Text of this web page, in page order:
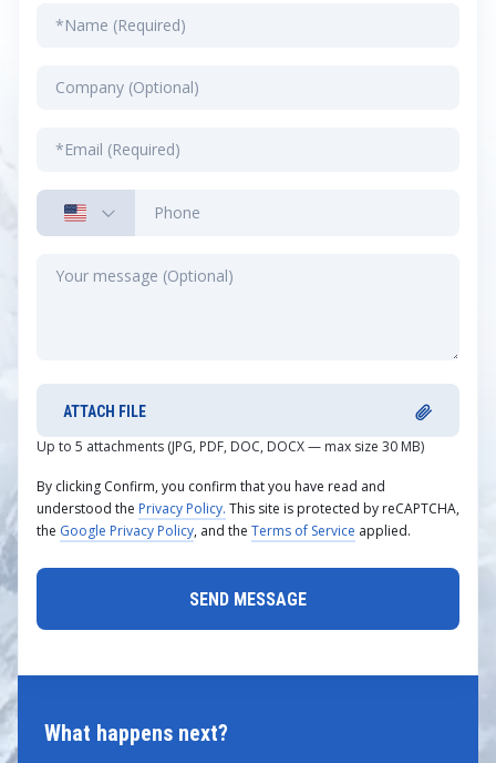
What happens next?
ATTACH FILE
Up to 5 attachments (JPG, PDF, DOC, DOCX — max size 30 MB)
By clicking Confirm, you confirm that you have read and
understood the Privacy Policy. This site is protected by reCAPTCHA,
the Google Privacy Policy, and the Terms of Service applied.